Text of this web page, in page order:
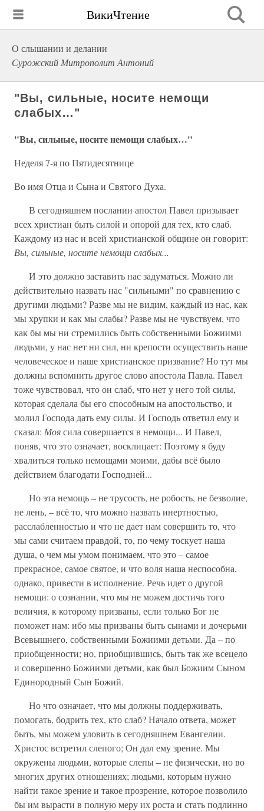
ВикиЧтение
О слышании и делании
Сурожский Митрополит Антоний
"Вы, сильные, носите немощи
слабых…"
"Вы, сильные, носите немощи слабых…"
Неделя 7-я по Пятидесятнице
Во имя Отца и Сына и Святого Духа.
В сегодняшнем послании апостол Павел призывает
всех христиан быть силой и опорой для тех, кто слаб.
Каждому из нас и всей христианской общине он говорит:
Вы, сильные, носите немощи слабых...
И это должно заставить нас задуматься. Можно ли
действительно назвать нас "сильными" по сравнению с
другими людьми? Разве мы не видим, каждый из нас, как
мы хрупки и как мы слабы? Разве мы не чувствуем, что
как бы мы ни стремились быть собственными Божиими
людьми, у нас нет ни сил, ни крепости осуществить наше
человеческое и наше христианское призвание? Но тут мы
должны вспомнить другое слово апостола Павла. Павел
тоже чувствовал, что он слаб, что нет у него той силы,
которая сделала бы его способным на апостольство, и
молил Господа дать ему силы. И Господь ответил ему и
сказал: Моясила совершается в немощи... И Павел,
поняв, что это означает, восклицает: Поэтому я буду
хвалиться только немощами моими, дабы всё было
действием благодати Господней...
Но эта немощь – не трусость, не робость, не безволие,
не лень, – всё то, что можно назвать инертностью,
расслабленностью и что не дает нам совершить то, что
мы сами считаем правдой, то, по чему тоскует наша
душа, о чем мы умом понимаем, что это – самое
прекрасное, самое святое, и что воля наша неспособна,
однако, привести в исполнение. Речь идет о другой
немощи: о сознании, что мы не можем достичь того
величия, к которому призваны, если только Бог не
поможет нам: ибо мы призваны быть сынами и дочерьми
Всевышнего, собственными Божиими детьми. Да – по
приобщенности; но, приобщившись, быть так же всецело
и совершенно Божиими детьми, как был Божиим Сыном
Единородный Сын Божий.
Но что означает, что мы должны поддерживать,
помогать, бодрить тех, кто слаб? Начало ответа, может
быть, мы можем уловить в сегодняшнем Евангелии.
Христос встретил слепого; Он дал ему зрение. Мы
окружены людьми, которые слепы – не физически, но во
многих других отношениях; людьми, которым нужно
найти такое зрение и такое прозрение, которое позволило
бы им вырасти в полную меру их роста и стать подлинно